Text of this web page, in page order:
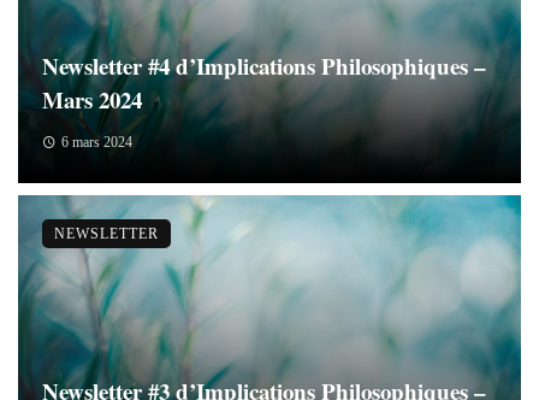
Newsletter #4 d’Implications Philosophiques –
Mars 2024
6 mars 2024
Newsletter #3 d’Implications Philosophiques –
NEWSLETTER